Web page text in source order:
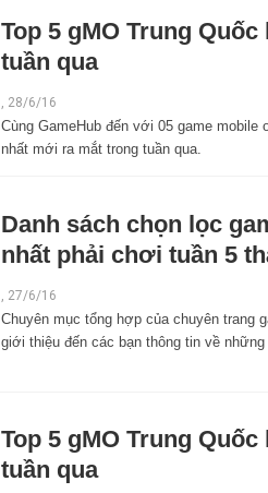
Top 5 gMO Trung
tuần qua
, 28/6/16
Cùng GameHub đến với 05 game mobile
nhất mới ra mắt trong tuần qua.
Danh sách chọn lọc
nhất phải chơi tuần 5
27/6/16
Chuyên mục tổng hợp của chuyên trang
giới thiệu đến các bạn thông tin về
Top 5 gMO Trung
tuần qua